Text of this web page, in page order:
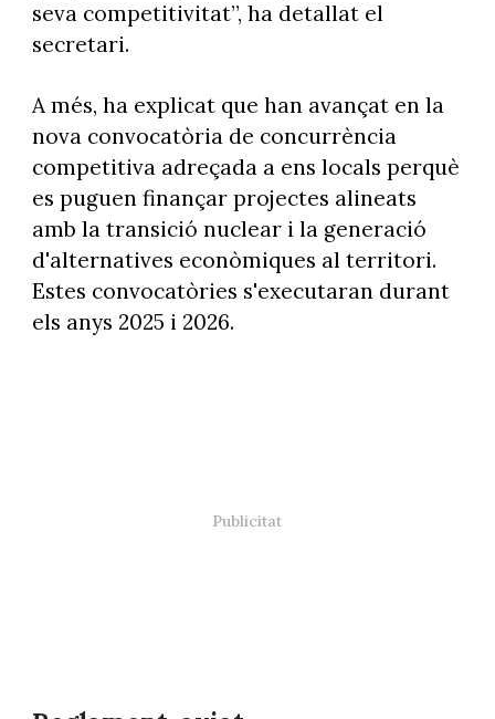
seva competitivitat”, ha detallat el
secretari.
A més, ha explicat que han avançat en la
nova convocatòria de concurrència
competitiva adreçada a ens locals perquè
es puguen finançar projectes alineats
amb la transició nuclear i la generació
d'alternatives econòmiques al territori.
Estes convocatòries s'executaran durant
els anys 2025 i 2026.